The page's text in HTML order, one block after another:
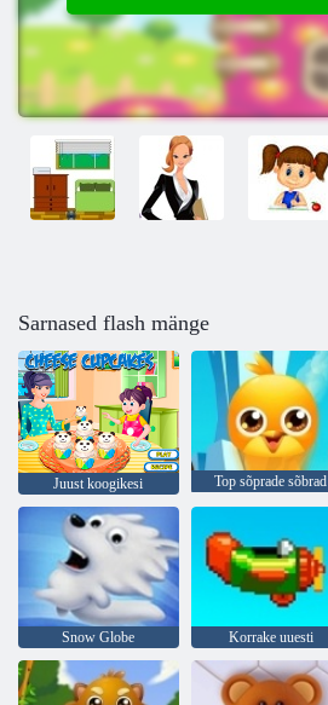
Sarnased flash mänge
Juust koogikesi Top sõprade sõbrad
Snow Globe Korrake uuesti